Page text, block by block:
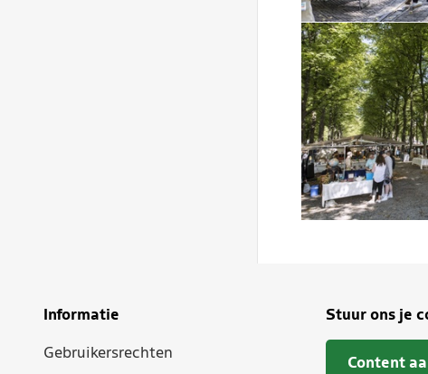
Informatie
Gebruikersrechten
Stuur ons je
Content